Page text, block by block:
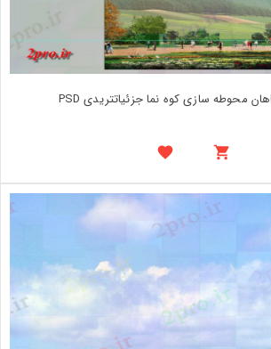
دانلود نقشه درختان و گیاهان محوطه سازی کوه نما جزئیاتتریدی PSD